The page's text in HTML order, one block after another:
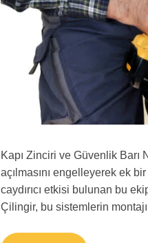
Kapı Zinciri ve Güvenlik Barı
açılmasını engelleyerek ek
caydırıcı etkisi bulunan bu
Çilingir, bu sistemlerin